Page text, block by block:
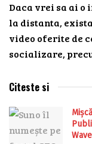
Daca vrei sa ai
la distanta,
video oferite de
socializare,
Citeste si
Wave